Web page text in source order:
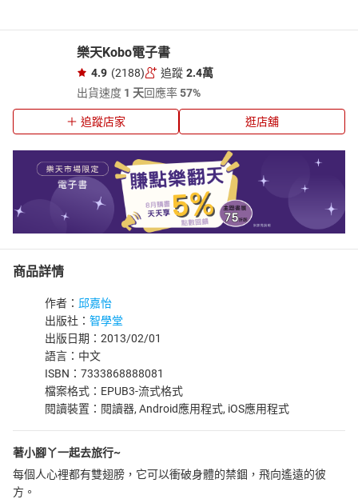
樂天Kobo電子書
4.9 (2188) 追蹤 2.4萬
出貨速度 1 天回應率57%
追蹤店家 逛店舖
商品詳情
作者： 邱嘉怡
出版社： 智學堂
出版日期：2013/02/01
語言：中文
ISBN：7333868888081
檔案格式：EPUB3-流式格式
閱讀裝置：閱讀器, Android應用程式, iOS應用程式
著小腳丫一起去旅行~
每個人心裡都有雙翅膀，它可以衝破身體的禁錮，飛向遙遠的彼
方。